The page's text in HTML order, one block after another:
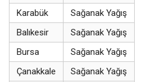
Karabük
Sağanak Yağış
Balıkesir
Sağanak Yağış
Bursa
Sağanak Yağış
Çanakkale
Sağanak Yağış